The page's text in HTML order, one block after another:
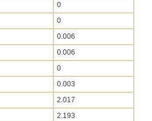
0
0
0.006
0.006
0
0.003
2.017
2.193